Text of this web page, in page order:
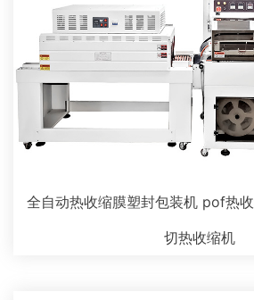
全自动热收缩膜塑封包装机 pof热
切热收缩机